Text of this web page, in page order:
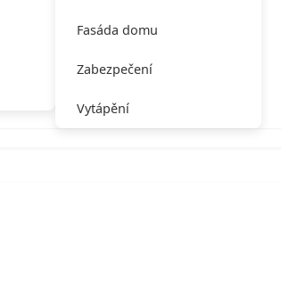
Fasáda domu
Zabezpečení
Vytápění